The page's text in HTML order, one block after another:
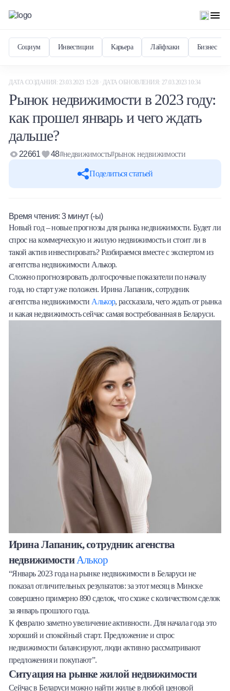
Социум Инвестиции Карьера Лайфхаки Бизнес
Халва
Онлайн-обменник
Премиальный сервис Prime Line
Мобильный банк MOBY
Потребительский кредит
Карта КАКТУС
Продукты для Бизнеса
ДАТА СОЗДАНИЯ: 23.03.2023 15:28 · ДАТА ОБНОВЛЕНИЯ: 27.03.2023 10:34
Рынок недвижимости в 2023 году:
как прошел январь и чего ждать
дальше?
Поделиться статьей
22661 48#недвижимость#рынок недвижимости
Время чтения:3 минут (-ы)
Новый год – новые прогнозы для рынка недвижимости. Будет ли
спрос на коммерческую и жилую недвижимость и стоит ли в
такой актив инвестировать? Разбираемся вместе с экспертом из
агентства недвижимости Алькор.
Сложно прогнозировать долгосрочные показатели по началу
года, но старт уже положен. Ирина Лапаник, сотрудник
агентства недвижимости Алькор, рассказала, чего ждать от рынка
и какая недвижимость сейчас самая востребованная в Беларуси.
Ирина Лапаник, сотрудник агенства
недвижимостиАлькор
“Январь 2023 года на рынке недвижимости в Беларуси не
показал отличительных результатов: за этот месяц в Минске
совершено примерно 890 сделок, что схоже с количеством сделок
за январь прошлого года.
К февралю заметно увеличение активности. Для начала года это
хороший и спокойный старт. Предложение и спрос
недвижимости балансируют, люди активно рассматривают
предложения и покупают”.
Ситуация на рынке жилой недвижимости
Сейчас в Беларуси можно найти жилье в любой ценовой